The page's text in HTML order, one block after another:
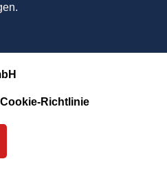
Cookie-Richtlinie